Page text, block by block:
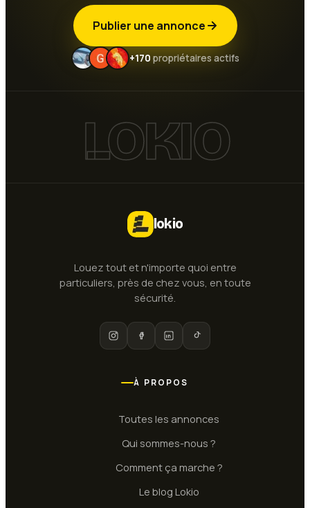
Publier une annonce
+170 propriétaires actifs
LOKIO
lokio
Louez tout et n'importe quoi entre
particuliers, près de chez vous, en toute
sécurité.
À PROPOS
Toutes les annonces
Qui sommes-nous ?
Comment ça marche ?
Le blog Lokio